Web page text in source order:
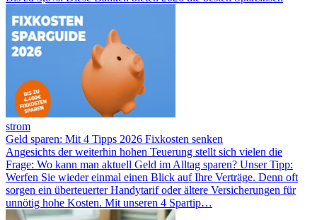
strom
Geld sparen: Mit 4 Tipps 2026 Fixkosten senken
Angesichts der weiterhin hohen Teuerung stellt sich vielen die
Frage: Wo kann man aktuell Geld im Alltag sparen? Unser Tipp:
Werfen Sie wieder einmal einen Blick auf Ihre Verträge. Denn oft
sorgen ein überteuerter Handytarif oder ältere Versicherungen für
unnötig hohe Kosten. Mit unseren 4 Spartip…